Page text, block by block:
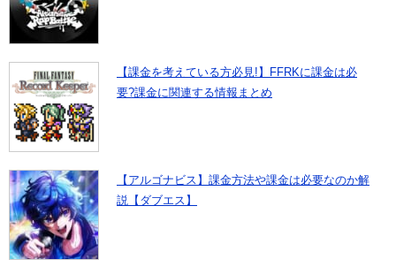
【課金を考えている方必見!】FFRKに課金は必
要?課金に関連する情報まとめ
【アルゴナビス】課金方法や課金は必要なのか解
説【ダブエス】